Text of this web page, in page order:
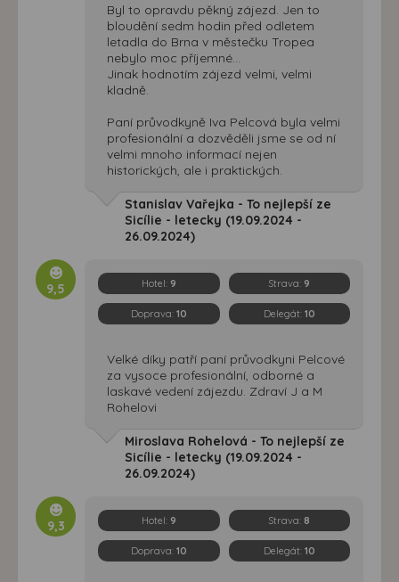
Byl to opravdu pěkný zájezd. Jen to
bloudění sedm hodin před odletem
letadla do Brna v městečku Tropea
nebylo moc příjemné...
Jinak hodnotím zájezd velmi, velmi
kladně.
Paní průvodkyně Iva Pelcová byla velmi
profesionální a dozvěděli jsme se od ní
velmi mnoho informací nejen
historických, ale i praktických.
Stanislav Vařejka - To nejlepší ze
Sicílie - letecky (19.09.2024 -
26.09.2024)
9,5 Hotel: 9 Strava: 9
Doprava: 10 Delegát: 10
Velké díky patří paní průvodkyni Pelcové
za vysoce profesionální, odborné a
laskavé vedení zájezdu. Zdraví J a M
Rohelovi
Miroslava Rohelová - To nejlepší ze
Sicílie - letecky (19.09.2024 -
26.09.2024)
9,3 Hotel: 9 Strava: 8
Doprava: 10 Delegát: 10